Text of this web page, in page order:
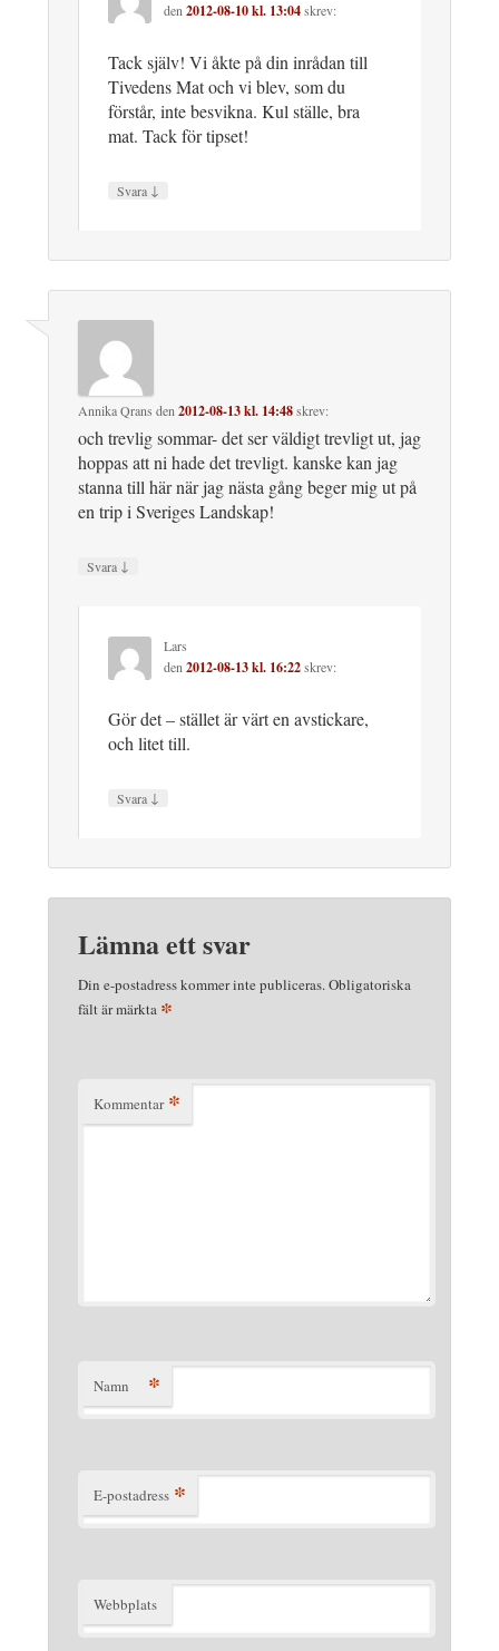
den2012-08-10 kl. 13:04skrev:
Tack själv! Vi åkte på din inrådan till
Tivedens Mat och vi blev, som du
förstår, inte besvikna. Kul ställe, bra
mat. Tack för tipset!
Svara ↓
Annika Qrans den2012-08-13 kl. 14:48skrev:
och trevlig sommar- det ser väldigt trevligt ut, jag
hoppas att ni hade det trevligt. kanske kan jag
stanna till här när jag nästa gång beger mig ut på
en trip i Sveriges Landskap!
Svara ↓
Lars
den2012-08-13 kl. 16:22skrev:
Gör det – stället är värt en avstickare,
och litet till.
Svara ↓
Lämna ett svar
Din e-postadress kommer inte publiceras.Obligatoriska
fält är märkta *
Kommentar *
Namn *
E-postadress *
Webbplats